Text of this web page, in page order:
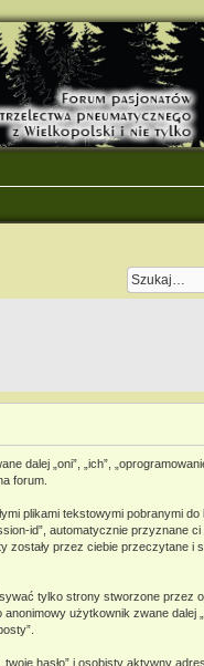
dalej „oni”, „ich”,
forum.
plikami tekstowymi pobranymi do
id”, automatycznie przyznane
zostały przez ciebie przeczytane i
tylko strony stworzone przez
użytkownik zwane dalej
hasło” i osobisty aktywny